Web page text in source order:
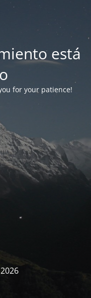
está
for your patience!